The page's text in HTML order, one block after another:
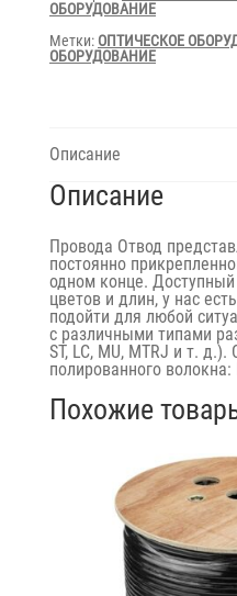
ОБОРУДОВАНИЕ
Метки: ОПТИЧЕСКОЕ
ОБОРУДОВАНИЕ
Описание
Описание
Провода Отвод
постоянно
одном конце.
цветов и длин, у нас
подойти для любой
с различными типами
ST, LC, MU, MTRJ и т.
полированного волокна:
Похожие